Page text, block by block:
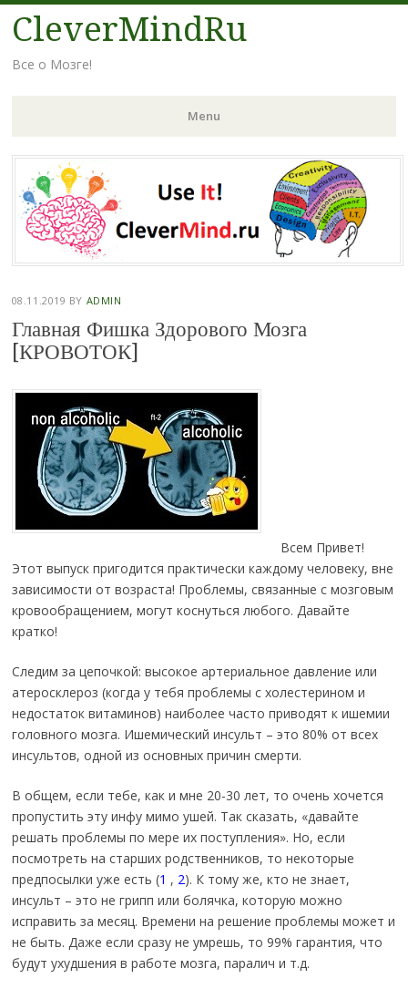
CleverMindRu
Все о Мозге!
Menu
Skip
to
content
08.11.2019 BY ADMIN
Главная Фишка Здорового Мозга
[КРОВОТОК]
Всем Привет!
Этот выпуск пригодится практически каждому человеку, вне
зависимости от возраста! Проблемы, связанные с мозговым
кровообращением, могут коснуться любого. Давайте
кратко!
Следим за цепочкой: высокое артериальное давление или
атеросклероз (когда у тебя проблемы с холестерином и
недостаток витаминов) наиболее часто приводят к ишемии
головного мозга. Ишемический инсульт – это 80% от всех
инсультов, одной из основных причин смерти.
В общем, если тебе, как и мне 20-30 лет, то очень хочется
пропустить эту инфу мимо ушей. Так сказать, «давайте
решать проблемы по мере их поступления». Но, если
посмотреть на старших родственников, то некоторые
предпосылки уже есть (1 , 2). К тому же, кто не знает,
инсульт – это не грипп или болячка, которую можно
исправить за месяц. Времени на решение проблемы может и
не быть. Даже если сразу не умрешь, то 99% гарантия, что
будут ухудшения в работе мозга, паралич и т.д.